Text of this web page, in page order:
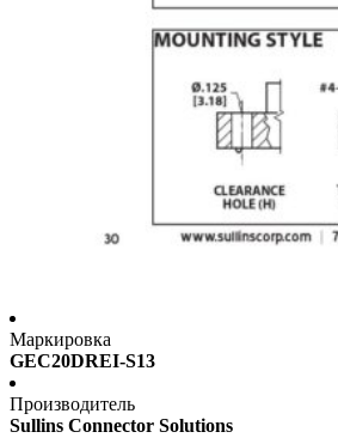
Маркировка
GEC20DREI-S13
Производитель
Sullins Connector Solutions